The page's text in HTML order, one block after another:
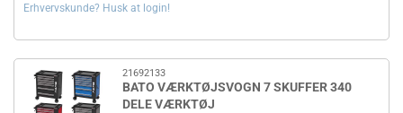
Erhvervskunde? Husk at login!
21692133
BATO VÆRKTØJSVOGN 7 SKUFFER 340
DELE VÆRKTØJ